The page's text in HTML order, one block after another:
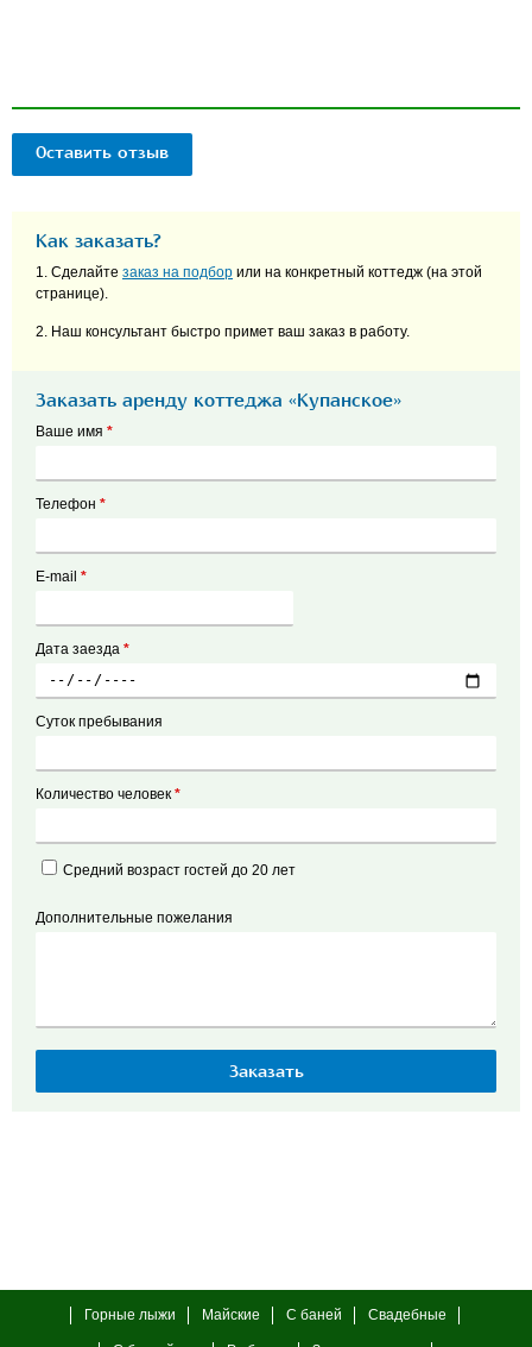
Оставить отзыв
Как заказать?
1. Сделайте заказ на подбор или на конкретный коттедж (на этой
странице).
2. Наш консультант быстро примет ваш заказ в работу.
Заказать аренду коттеджа «Купанское»
Ваше имя *
Телефон *
E-mail *
Дата заезда *
Суток пребывания
Количество человек *
Средний возраст гостей до 20 лет
Дополнительные пожелания
Горные лыжи Майские С баней Свадебные